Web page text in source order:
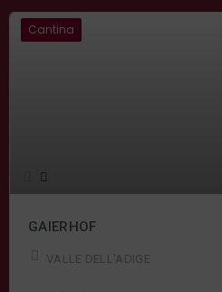
Cantina
GAIERHOF
VALLE DELL'ADIGE